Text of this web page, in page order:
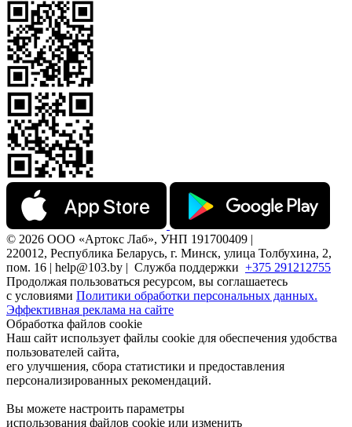
© 2026 ООО «Артокс Лаб», УНП 191700409 |
220012, Республика Беларусь, г. Минск, улица Толбухина, 2,
пом. 16 | help@103.by | Служба поддержки +375 291212755
Продолжая пользоваться ресурсом, вы соглашаетесь
с условиями Политики обработки персональных данных.
Эффективная реклама на сайте
Обработка файлов cookie
Наш сайт использует файлы cookie для обеспечения удобства
пользователей сайта,
его улучшения, сбора статистики и предоставления
персонализированных рекомендаций.
Вы можете настроить параметры
использования файлов cookie или изменить